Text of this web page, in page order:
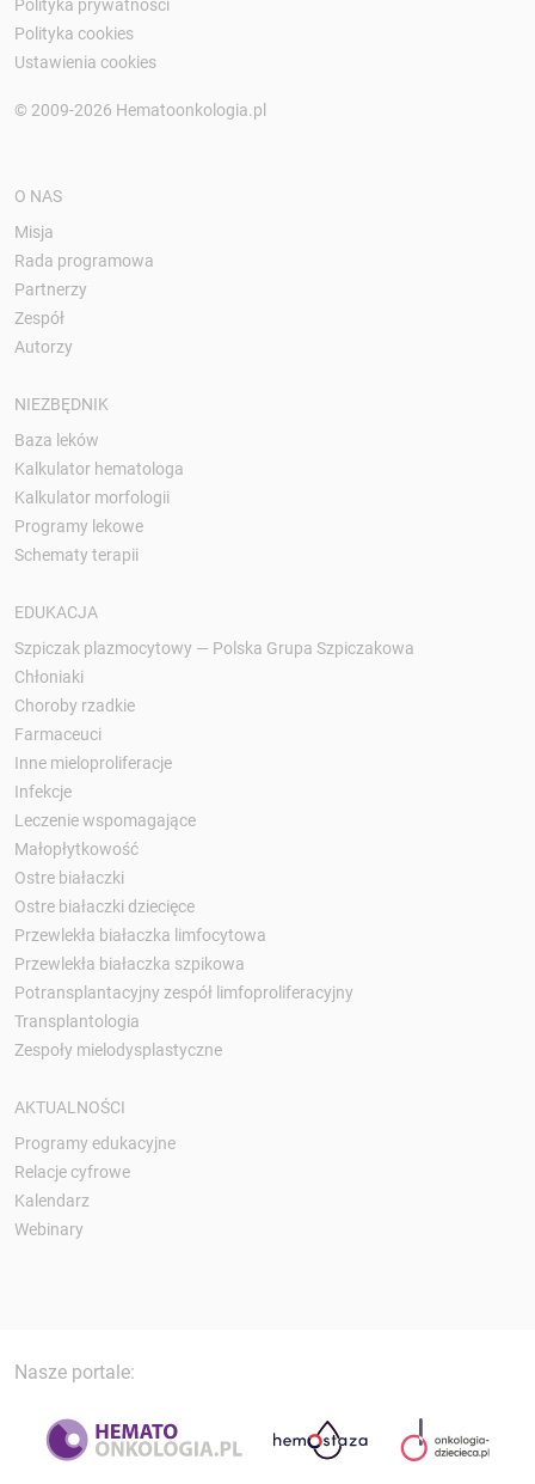
Polityka prywatności
Polityka cookies
Ustawienia cookies
© 2009-2026 Hematoonkologia.pl
O NAS
Misja
Rada programowa
Partnerzy
Zespół
Autorzy
NIEZBĘDNIK
Baza leków
Kalkulator hematologa
Kalkulator morfologii
Programy lekowe
Schematy terapii
EDUKACJA
Szpiczak plazmocytowy — Polska Grupa Szpiczakowa
Chłoniaki
Choroby rzadkie
Farmaceuci
Inne mieloproliferacje
Infekcje
Leczenie wspomagające
Małopłytkowość
Ostre białaczki
Ostre białaczki dziecięce
Przewlekła białaczka limfocytowa
Przewlekła białaczka szpikowa
Potransplantacyjny zespół limfoproliferacyjny
Transplantologia
Zespoły mielodysplastyczne
AKTUALNOŚCI
Programy edukacyjne
Relacje cyfrowe
Kalendarz
Webinary
Nasze portale: